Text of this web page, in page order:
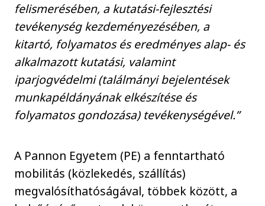
felismerésében, a kutatási-fejlesztési
tevékenység kezdeményezésében, a
kitartó, folyamatos és eredményes alap- és
alkalmazott kutatási, valamint
iparjogvédelmi (találmányi bejelentések
munkapéldányának elkészítése és
folyamatos gondozása) tevékenységével.”
A Pannon Egyetem (PE) a fenntartható
mobilitás (közlekedés, szállítás)
megvalósíthatóságával, többek között, a